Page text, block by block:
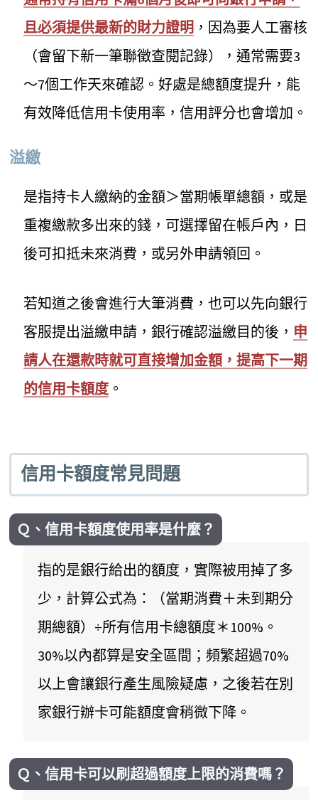
且必須提供最新的財力證明 ，因為要人工審核
（會留下新一筆聯徵查閱記錄），通常需要3
～7個工作天來確認。好處是總額度提升，能
有效降低信用卡使用率，信用評分也會增加。
溢繳
是指持卡人繳納的金額＞當期帳單總額，或是
重複繳款多出來的錢，可選擇留在帳戶內，日
後可扣抵未來消費，或另外申請領回。
若知道之後會進行大筆消費，也可以先向銀行
客服提出溢繳申請，銀行確認溢繳目的後， 申
請人在還款時就可直接增加金額，提高下一期
的信用卡額度 。
信用卡額度常見問題
Ｑ、信用卡額度使用率是什麼？
指的是銀行給出的額度，實際被用掉了多
少，計算公式為：（當期消費＋未到期分
期總額）÷所有信用卡總額度＊100%。
30%以內都算是安全區間；頻繁超過70%
以上會讓銀行產生風險疑慮，之後若在別
家銀行辦卡可能額度會稍微下降。
Ｑ、信用卡可以刷超過額度上限的消費嗎？